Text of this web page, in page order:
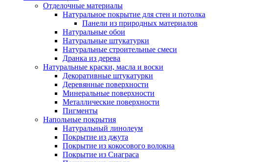
Отделочные материалы
Натуральное покрытие для стен и потолка
Панели из природных материалов
Натуральные обои
Натуральные штукатурки
Натуральные строительные смеси
Дранка из дерева
Натуральные краски, масла и воски
Декоративные штукатурки
Деревянные поверхности
Минеральные поверхности
Металлические поверхности
Пигменты
Напольные покрытия
Натуральный линолеум
Покрытие из джута
Покрытие из кокосового волокна
Покрытие из Сиаграса